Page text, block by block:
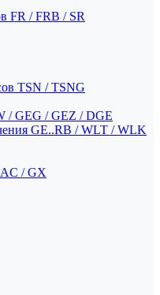
FR / FRB / SR
TSN / TSNG
/ GEG / GEZ / DGE
GE..RB / WLT / WLK
/ GX